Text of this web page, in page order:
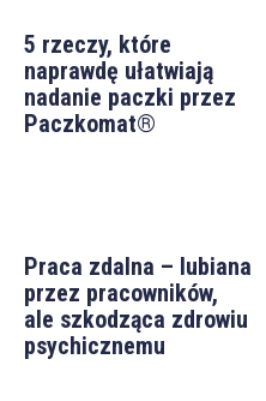
5 rzeczy, które
naprawdę ułatwiają
nadanie paczki przez
Paczkomat®
Praca zdalna – lubiana
przez pracowników,
ale szkodząca zdrowiu
psychicznemu